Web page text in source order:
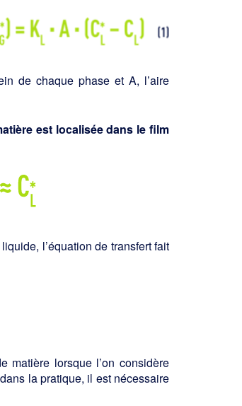
de chaque phase et A, l’aire
est localisée dans le film
l’équation de transfert fait
matière lorsque l’on con­sidère
la pratique, il est nécessaire